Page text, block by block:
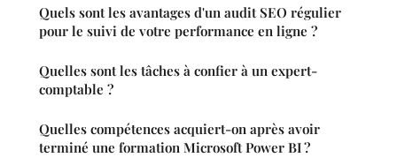
Quels sont les avantages d'un audit SEO régulier
pour le suivi de votre performance en ligne ?
Quelles sont les tâches à confier à un expert-
comptable ?
Quelles compétences acquiert-on après avoir
terminé une formation Microsoft Power BI ?